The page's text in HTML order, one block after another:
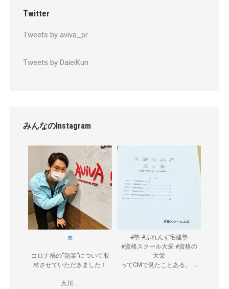
Twitter
Tweets by aviva_pr
Tweets by DaieiKun
みんなのInstagram
コロナ禍の“副業”について取
材させていただきました！
大川 ...
#塾 #ふれんず宅建塾
#資格スクール大栄 #資格の
大栄
ってCMで見たことある。
...